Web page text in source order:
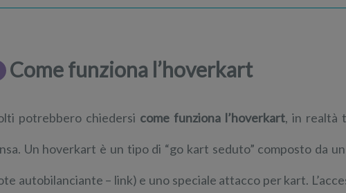
Come funziona l’hoverkart
potrebbero chiedersi come funziona l’hoverkart, in realtà
Un hoverkart è un tipo di “go kart seduto” composto da
autobilanciante – link) e uno speciale attacco per kart.